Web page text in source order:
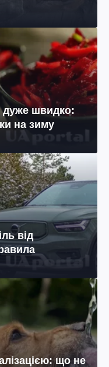
дуже швидко:
на зиму
від
що не